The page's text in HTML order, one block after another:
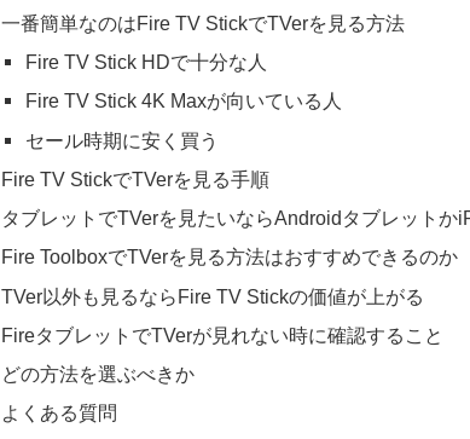
一番簡単なのはFire TV StickでTVerを見る方法
Fire TV Stick HDで十分な人
Fire TV Stick 4K Maxが向いている人
セール時期に安く買う
Fire TV StickでTVerを見る手順
タブレットでTVerを見たいならAndroidタブレットか
Fire ToolboxでTVerを見る方法はおすすめできるのか
TVer以外も見るならFire TV Stickの価値が上がる
FireタブレットでTVerが見れない時に確認すること
どの方法を選ぶべきか
よくある質問